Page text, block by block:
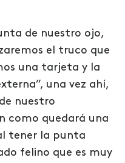
de nuestro ojo,
el truco que
una tarjeta y la
una vez ahí,
nuestro
como quedará una
tener la punta
felino que es muy